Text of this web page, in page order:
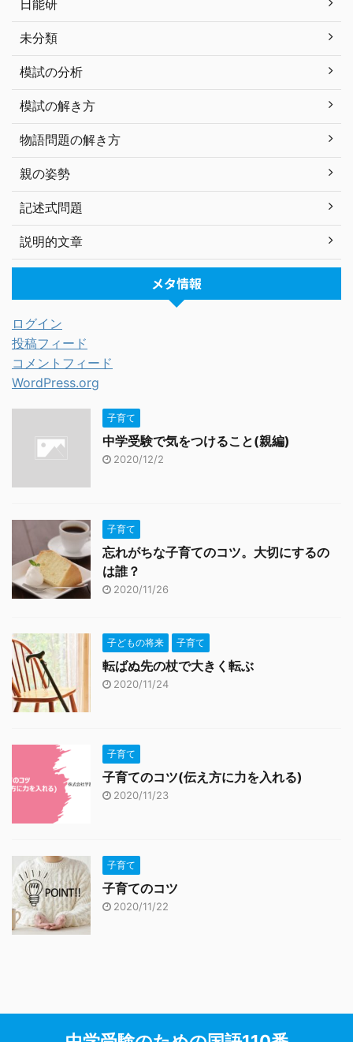
日能研
未分類
模試の分析
模試の解き方
物語問題の解き方
親の姿勢
記述式問題
説明的文章
メタ情報
ログイン
投稿フィード
コメントフィード
WordPress.org
子育て
中学受験で気をつけること(親編)
2020/12/2
子育て
忘れがちな子育てのコツ。大切にするの
は誰？
2020/11/26
子どもの将来 子育て
転ばぬ先の杖で大きく転ぶ
2020/11/24
子育て
子育てのコツ(伝え方に力を入れる)
2020/11/23
子育て
子育てのコツ
2020/11/22